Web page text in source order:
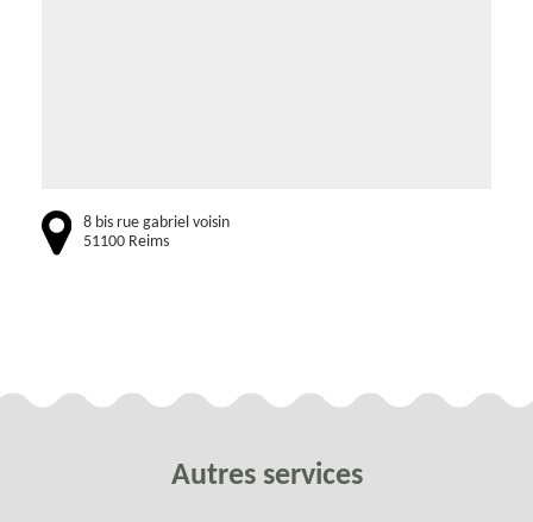
8 bis rue gabriel voisin
51100 Reims
Autres services